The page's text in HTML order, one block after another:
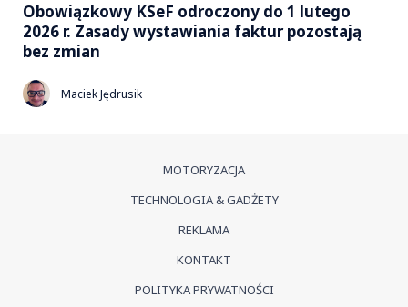
Obowiązkowy KSeF odroczony do 1 lutego
2026 r. Zasady wystawiania faktur pozostają
bez zmian
Maciek Jędrusik
MOTORYZACJA
TECHNOLOGIA & GADŻETY
REKLAMA
KONTAKT
POLITYKA PRYWATNOŚCI